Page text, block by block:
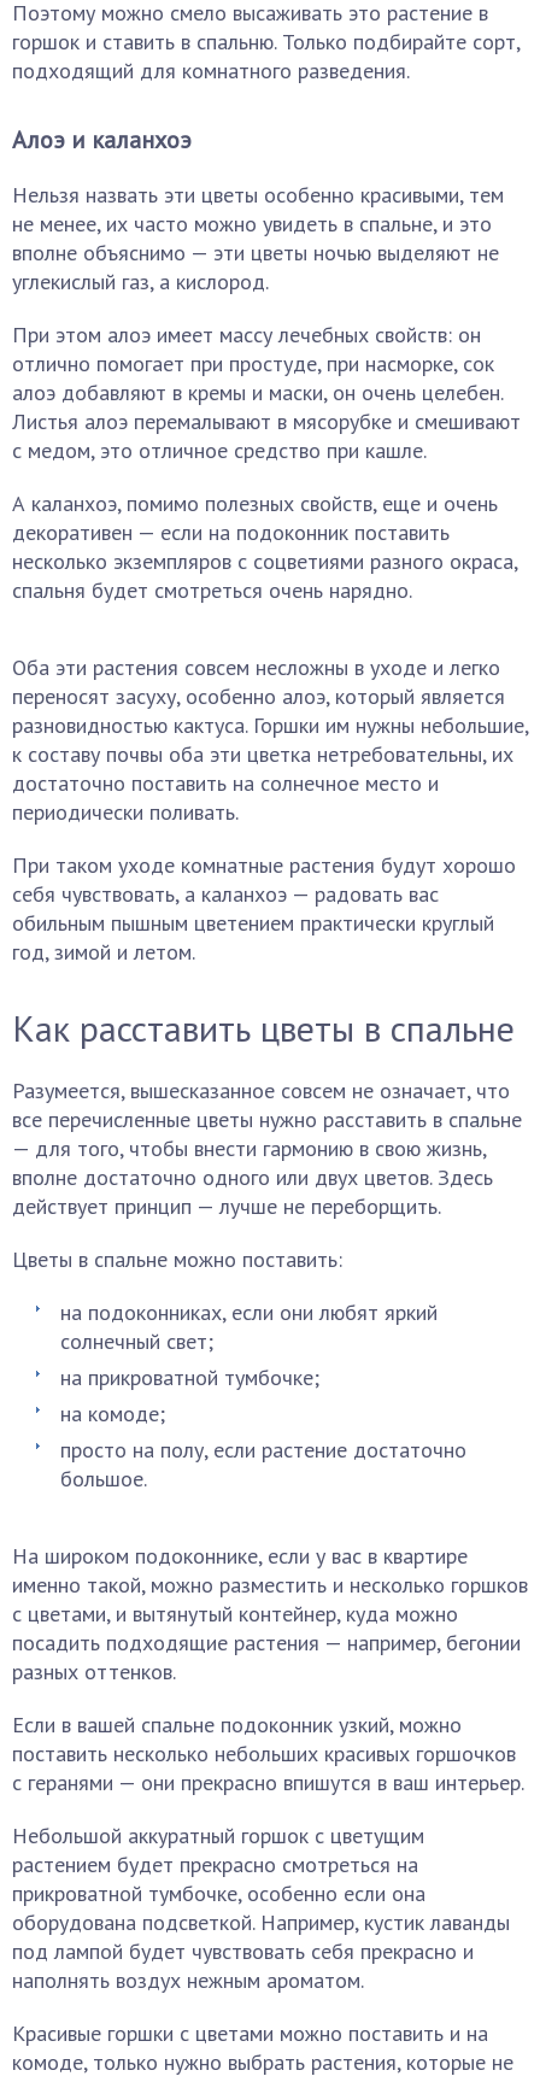
Поэтому можно смело высаживать это растение в
горшок и ставить в спальню. Только подбирайте сорт,
подходящий для комнатного разведения.
Алоэ и каланхоэ
Нельзя назвать эти цветы особенно красивыми, тем
не менее, их часто можно увидеть в спальне, и это
вполне объяснимо — эти цветы ночью выделяют не
углекислый газ, а кислород.
При этом алоэ имеет массу лечебных свойств: он
отлично помогает при простуде, при насморке, сок
алоэ добавляют в кремы и маски, он очень целебен.
Листья алоэ перемалывают в мясорубке и смешивают
с медом, это отличное средство при кашле.
А каланхоэ, помимо полезных свойств, еще и очень
декоративен — если на подоконник поставить
несколько экземпляров с соцветиями разного окраса,
спальня будет смотреться очень нарядно.
Оба эти растения совсем несложны в уходе и легко
переносят засуху, особенно алоэ, который является
разновидностью кактуса. Горшки им нужны небольшие,
к составу почвы оба эти цветка нетребовательны, их
достаточно поставить на солнечное место и
периодически поливать.
При таком уходе комнатные растения будут хорошо
себя чувствовать, а каланхоэ — радовать вас
обильным пышным цветением практически круглый
год, зимой и летом.
Как расставить цветы в спальне
Разумеется, вышесказанное совсем не означает, что
все перечисленные цветы нужно расставить в спальне
— для того, чтобы внести гармонию в свою жизнь,
вполне достаточно одного или двух цветов. Здесь
действует принцип — лучше не переборщить.
Цветы в спальне можно поставить:
на подоконниках, если они любят яркий
солнечный свет;
на прикроватной тумбочке;
на комоде;
просто на полу, если растение достаточно
большое.
На широком подоконнике, если у вас в квартире
именно такой, можно разместить и несколько горшков
с цветами, и вытянутый контейнер, куда можно
посадить подходящие растения — например, бегонии
разных оттенков.
Если в вашей спальне подоконник узкий, можно
поставить несколько небольших красивых горшочков
с геранями — они прекрасно впишутся в ваш интерьер.
Небольшой аккуратный горшок с цветущим
растением будет прекрасно смотреться на
прикроватной тумбочке, особенно если она
оборудована подсветкой. Например, кустик лаванды
под лампой будет чувствовать себя прекрасно и
наполнять воздух нежным ароматом.
Красивые горшки с цветами можно поставить и на
комоде, только нужно выбрать растения, которые не